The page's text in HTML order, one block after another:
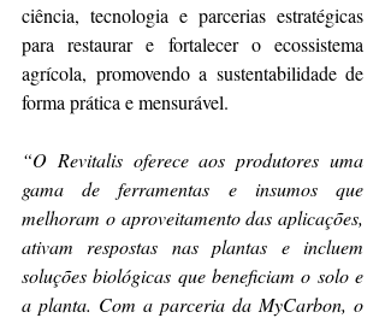
ciência, tecnologia e parcerias estratégicas
para restaurar e fortalecer o ecossistema
agrícola, promovendo a sustentabilidade de
forma prática e mensurável.
“O Revitalis oferece aos produtores uma
gama de ferramentas e insumos que
melhoram o aproveitamento das aplicações,
ativam respostas nas plantas e incluem
soluções biológicas que beneficiam o solo e
a planta. Com a parceria da MyCarbon, o